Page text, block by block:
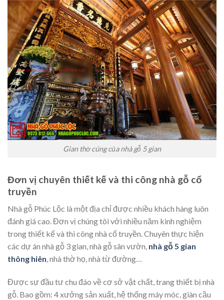
Gian thờ cúng của nhà gỗ 5 gian
Đơn vị chuyên thiết kế và thi công nhà gỗ cổ
truyền
Nhà gỗ Phúc Lộc là một địa chỉ được nhiều khách hàng luôn
đánh giá cao. Đơn vị chúng tôi với nhiều năm kinh nghiệm
trong thiết kế và thi công nhà cổ truyền. Chuyên thực hiện
các dự án nhà gỗ 3 gian, nhà gỗ sân vườn, nhà gỗ 5 gian
thông hiên, nhà thờ họ, nhà từ đường…
Được sự đầu tư chu đáo về cơ sở vật chất, trang thiết bị nhà
gỗ. Bao gồm: 4 xưởng sản xuất, hệ thống máy móc, giàn cầu